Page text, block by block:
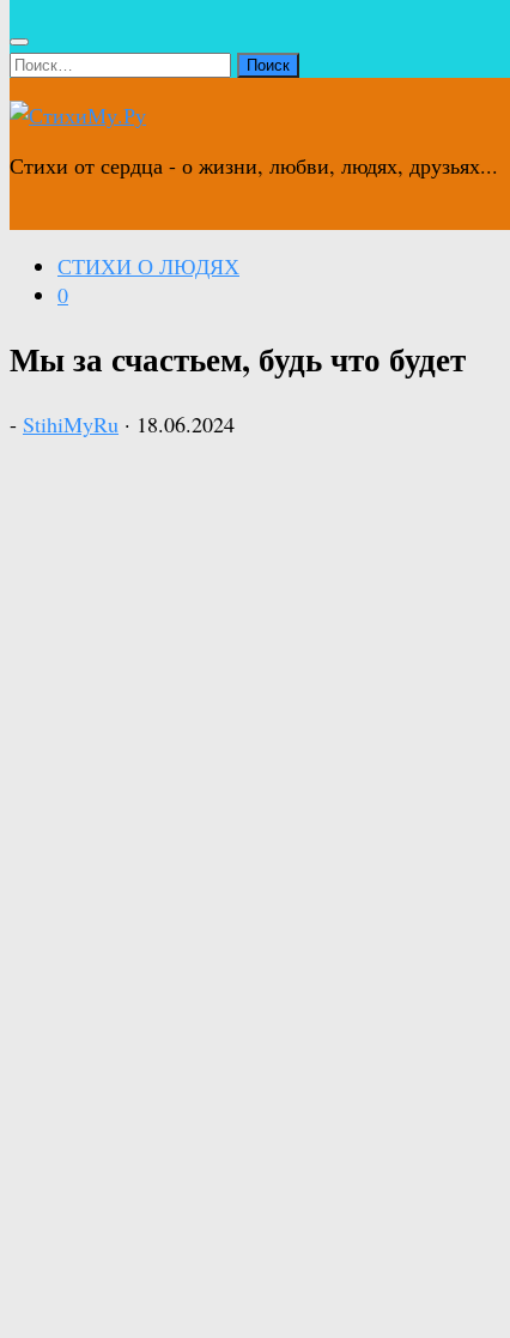
Найти:
Стихи от сердца - о жизни, любви, людях, друзьях...
СТИХИ О ЛЮДЯХ
0
Мы за счастьем, будь что будет
- StihiMyRu · 18.06.2024